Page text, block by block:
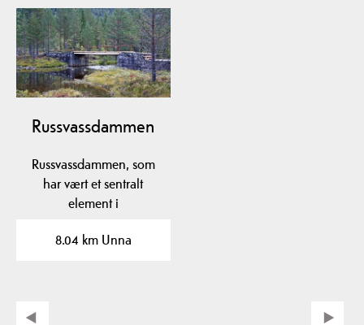
Russvassdammen
Russvassdammen, som
har vært et sentralt
element i
Fardøl siden 1860,…
8.04 km Unna